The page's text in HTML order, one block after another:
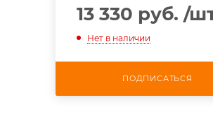
13 330 руб. /
Нет в наличии
ПОДПИСАТЬСЯ